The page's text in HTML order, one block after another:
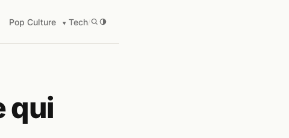
Pop Culture Tech/
qui